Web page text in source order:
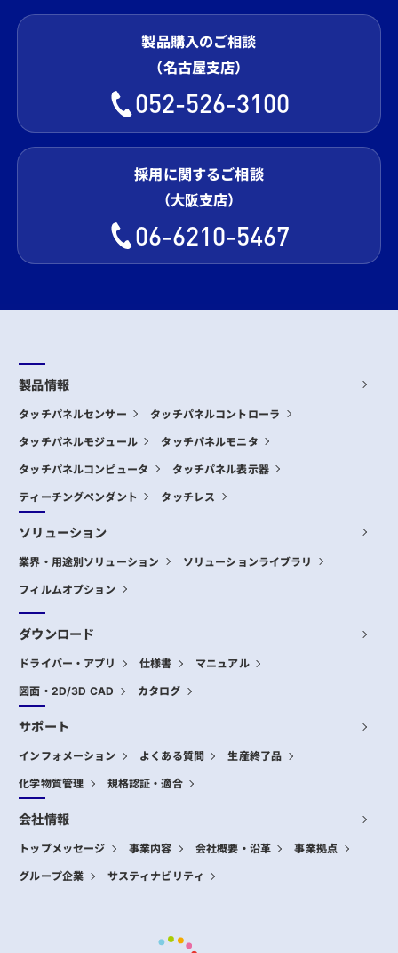
製品購入のご相談
（名古屋支店）
052-526-3100
採用に関するご相談
（大阪支店）
06-6210-5467
製品情報
タッチパネルセンサー タッチパネルコントローラ
タッチパネルモジュール タッチパネルモニタ
タッチパネルコンピュータ タッチパネル表示器
ティーチングペンダント タッチレス
ソリューション
業界・用途別ソリューション ソリューションライブラリ
フィルムオプション
ダウンロード
ドライバー・アプリ 仕様書 マニュアル
図面・2D/3D CAD カタログ
サポート
インフォメーション よくある質問 生産終了品
化学物質管理 規格認証・適合
会社情報
トップメッセージ 事業内容 会社概要・沿革 事業拠点
グループ企業 サスティナビリティ